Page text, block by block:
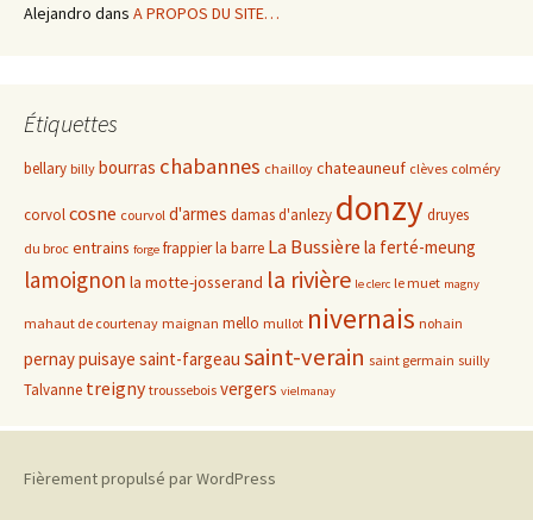
Alejandro dans A PROPOS DU SITE…
Étiquettes
bellary billy bourras chabannes chailloy chateauneuf clèves colméry
corvolcosne courvol d'armes damas d'anlezy donzydruyes
du broc entrains forge frappierla barre La Bussière la ferté-meung
lamoignon la motte-josserand la rivière le clerc le muet magny
mahaut de courtenay maignan mello mullot nivernais nohain
pernaypuisaye saint-fargeau saint-verain saint germain suilly
Talvanne treigny troussebois vergers vielmanay
Fièrement propulsé par WordPress